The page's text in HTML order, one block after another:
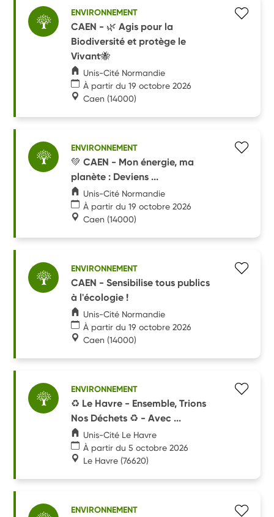
ENVIRONNEMENT
CAEN - 🌿 Agis pour la
Biodiversité et protège le
Vivant🐝
Unis-Cité Normandie
À partir du 19 octobre 2026
Caen (14000)
ENVIRONNEMENT
💚 CAEN - Mon énergie, ma
planète : Deviens ...
Unis-Cité Normandie
À partir du 19 octobre 2026
Caen (14000)
ENVIRONNEMENT
CAEN - Sensibilise tous publics
à l'écologie !
Unis-Cité Normandie
À partir du 19 octobre 2026
Caen (14000)
ENVIRONNEMENT
♻️ Le Havre - Ensemble, Trions
Nos Déchets ♻️ - Avec ...
Unis-Cité Le Havre
À partir du 5 octobre 2026
Le Havre (76620)
ENVIRONNEMENT